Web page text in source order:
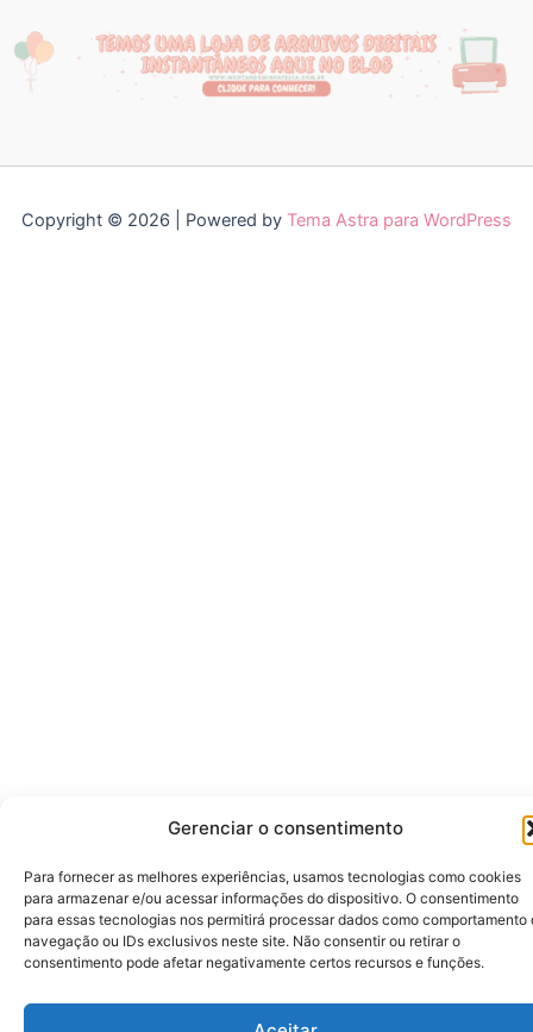
Gerenciar o consentimento
Para fornecer as melhores experiências, usamos tecnologias como cookies
para armazenar e/ou acessar informações do dispositivo. O consentimento
para essas tecnologias nos permitirá processar dados como comportamento
navegação ou IDs exclusivos neste site. Não consentir ou retirar o
consentimento pode afetar negativamente certos recursos e funções.
Copyright © 2026 | Powered by Tema Astra para WordPress